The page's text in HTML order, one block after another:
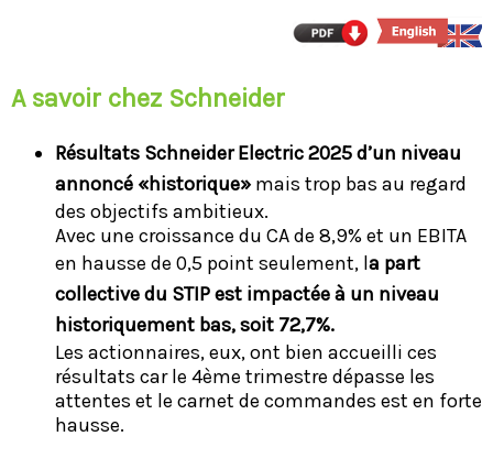
A savoir chez Schneider
Résultats Schneider Electric 2025 d’un niveau
annoncé «historique» mais trop bas au regard
des objectifs ambitieux.
Avec une croissance du CA de 8,9% et un EBITA
en hausse de 0,5 point seulement, la part
collective du STIP est impactée à un niveau
historiquement bas, soit 72,7%.
Les actionnaires, eux, ont bien accueilli ces
résultats car le 4ème trimestre dépasse les
attentes et le carnet de commandes est en forte
hausse.